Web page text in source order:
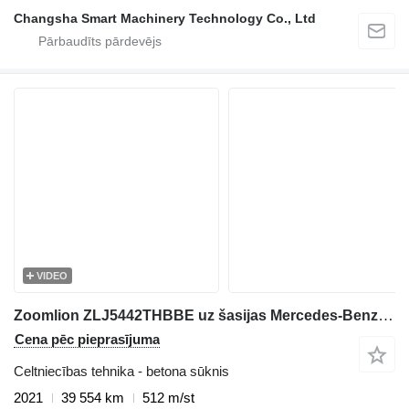
Changsha Smart Machinery Technology Co., Ltd
VIDEO
Zoomlion ZLJ5442THBBE uz šasijas Mercedes-Benz Arocs 4143
Cena pēc pieprasījuma
Celtniecības tehnika - betona sūknis
2021
39 554 km 512 m/st